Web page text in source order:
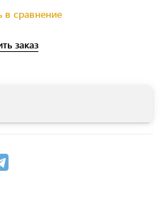
в сравнение
заказ